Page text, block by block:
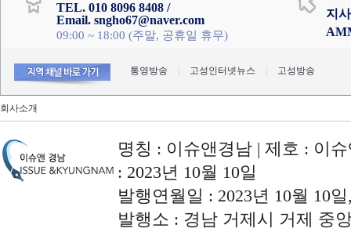
TEL. 010 8096 8408 /
Email. sngho67@naver.com
09:00 ~ 18:00 (주말, 공휴일 휴무)
지
통영방송 고성인터넷뉴스 고성방송
회사소개
명칭 : 이슈앤경남 | 제호 : 이
: 2023년 10월 10일
발행연월일 : 2023년 10월 10
발행소 : 경남 거제시 거제 중